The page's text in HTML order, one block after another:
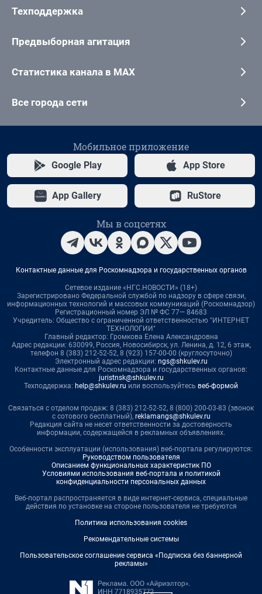
Техподдержка
Предвыборная агитация
Статистика канала в MAX
Все города сети
Мобильное приложение
Google Play App Store
App Gallery RuStore
Мы в соцсетях
Контактные данные для Роскомнадзора и государственных органов
Сетевое издание «НГС.НОВОСТИ» (18+)
Зарегистрировано Федеральной службой по надзору в сфере связи,
информационных технологий и массовых коммуникаций (Роскомнадзор)
Регистрационный номер ЭЛ № ФС 77— 84683
Учредитель: Общество с ограниченной ответственностью "ИНТЕРНЕТ
ТЕХНОЛОГИИ"
Главный редактор: Громкова Елена Александровна
Адрес редакции: 630099, Россия, Новосибирск, ул. Ленина, д. 12, 6 этаж,
телефон 8 (383) 212-52-52, 8 (923) 157-00-00 (круглосуточно)
Электронный адрес редакции: ngs@shkulev.ru
Контактные данные для Роскомнадзора и государственных органов:
juristnsk@shkulev.ru
Техподдержка: help@shkulev.ru или воспользуйтесь веб-формой
Связаться с отделом продаж: 8 (383) 212-52-52, 8 (800) 200-03-83 (звонок
с сотового бесплатный), reklamangs@shkulev.ru
Редакция сайта не несет ответственности за достоверность
информации, содержащейся в рекламных объявлениях.
Особенности эксплуатации (использования) веб-портала регулируются:
Руководством пользователя
Описанием функциональных характеристик ПО
Условиями использования веб-портала и политикой
конфиденциальности персональных данных
Веб-портал распространяется в виде интернет-сервиса, специальные
действия по установке на стороне пользователя не требуются
Политика использования cookies
Рекомендательные системы
Пользовательское соглашение сервиса «Подписка без баннерной
рекламы»